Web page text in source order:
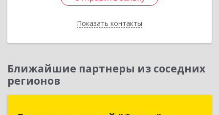
Показать контакты
Назад
Ближайшие партнеры из соседних
регионов
Группа компаний "Форус"